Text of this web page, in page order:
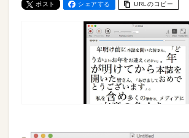
ポスト シェアする URLのコピー